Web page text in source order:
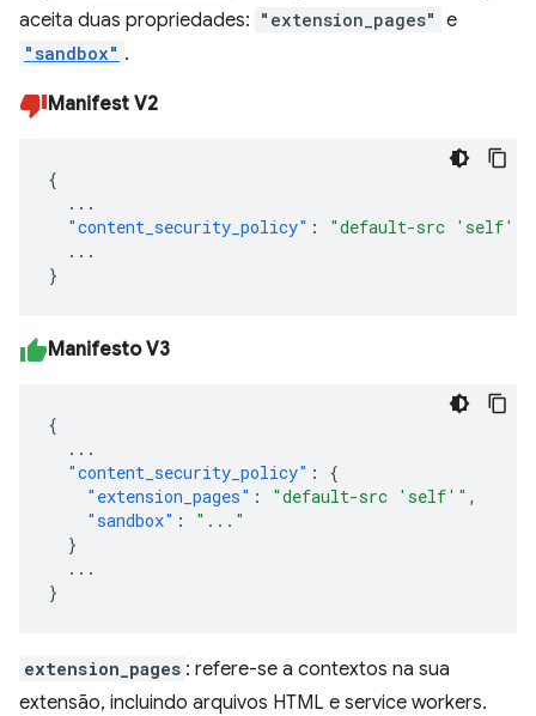
aceita duas propriedades: "extension_pages" e
"sandbox" .
Manifest V2
{
...
"content_security_policy" :
"default-src 'self'"
...
}
Manifesto V3
{
...
"content_security_policy" :
{
"extension_pages" : "default-src 'self'" ,
"sandbox" :
"..."
}
...
}
extension_pages : refere-se a contextos na sua
extensão, incluindo arquivos HTML e service workers.